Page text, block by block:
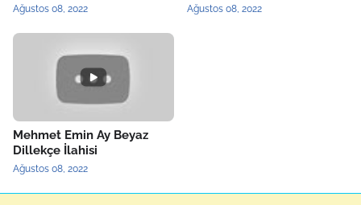
Ağustos 08, 2022 Ağustos 08, 2022
Mehmet Emin Ay Beyaz
Dillekçe İlahisi
Ağustos 08, 2022